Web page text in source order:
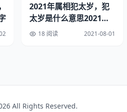
中比较讲究的东西，缺少严密谨
2021年属相犯太岁，犯
太岁是什么意思2021怎
么破解
18 阅读 2021-08-01
All Rights Reserved.